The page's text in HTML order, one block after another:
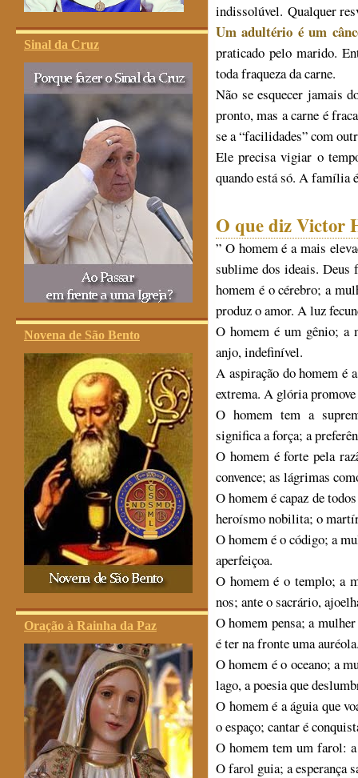
Sinal da Cruz
Novena de São Bento
Oração à Rainha da Paz
indissolúvel. Qualquer
Um adultério é um
praticado pelo marido.
toda fraqueza da carne.
Não se esquecer jamais
pronto, mas a carne é
se a “facilidades” com
Ele precisa vigiar o
quando está só. A família
O que diz Victor
” O homem é a mais
sublime dos ideais. Deus
homem é o cérebro; a
produz o amor. A luz
O homem é um gênio; a
anjo, indefinível.
A aspiração do homem é
extrema. A glória
O homem tem a
significa a força; a
O homem é forte pela
convence; as lágrimas
O homem é capaz de
heroísmo nobilita; o
O homem é o código; a
aperfeiçoa.
O homem é o templo; a
nos; ante o sacrário,
O homem pensa; a
é ter na fronte uma
O homem é o oceano; a
lago, a poesia que
O homem é a águia que
o espaço; cantar é
O homem tem um farol: a
O farol guia; a esperança